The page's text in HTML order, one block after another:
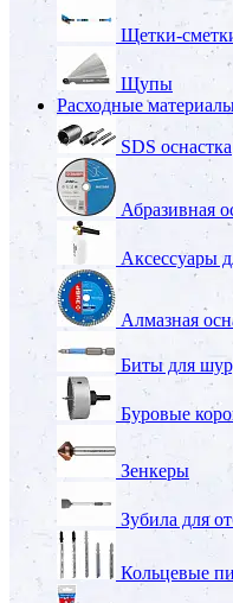
Щетки-
Щупы
Расходные
SDS оснастка
Абразивная
Аксессуары
Алмазная
Биты для
Буровые
Зенкеры
Зубила для
Кольцевые